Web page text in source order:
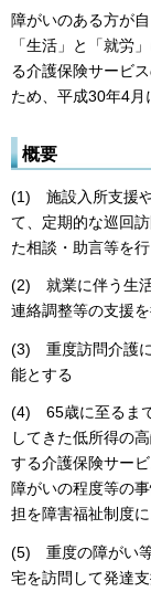
障がいのある方が
「生活」と「就労
る介護保険サービ
ため、平成30年4月
概要
(1) 施設入所支援や
て、定期的な巡回
た相談・助言等を
(2) 就業に伴う生
連絡調整等の支援
(3) 重度訪問介護
能とする
(4) 65歳に至るま
してきた低所得の
する介護保険サー
障がいの程度等の
担を障害福祉制度
(5) 重度の障がい
宅を訪問して発達